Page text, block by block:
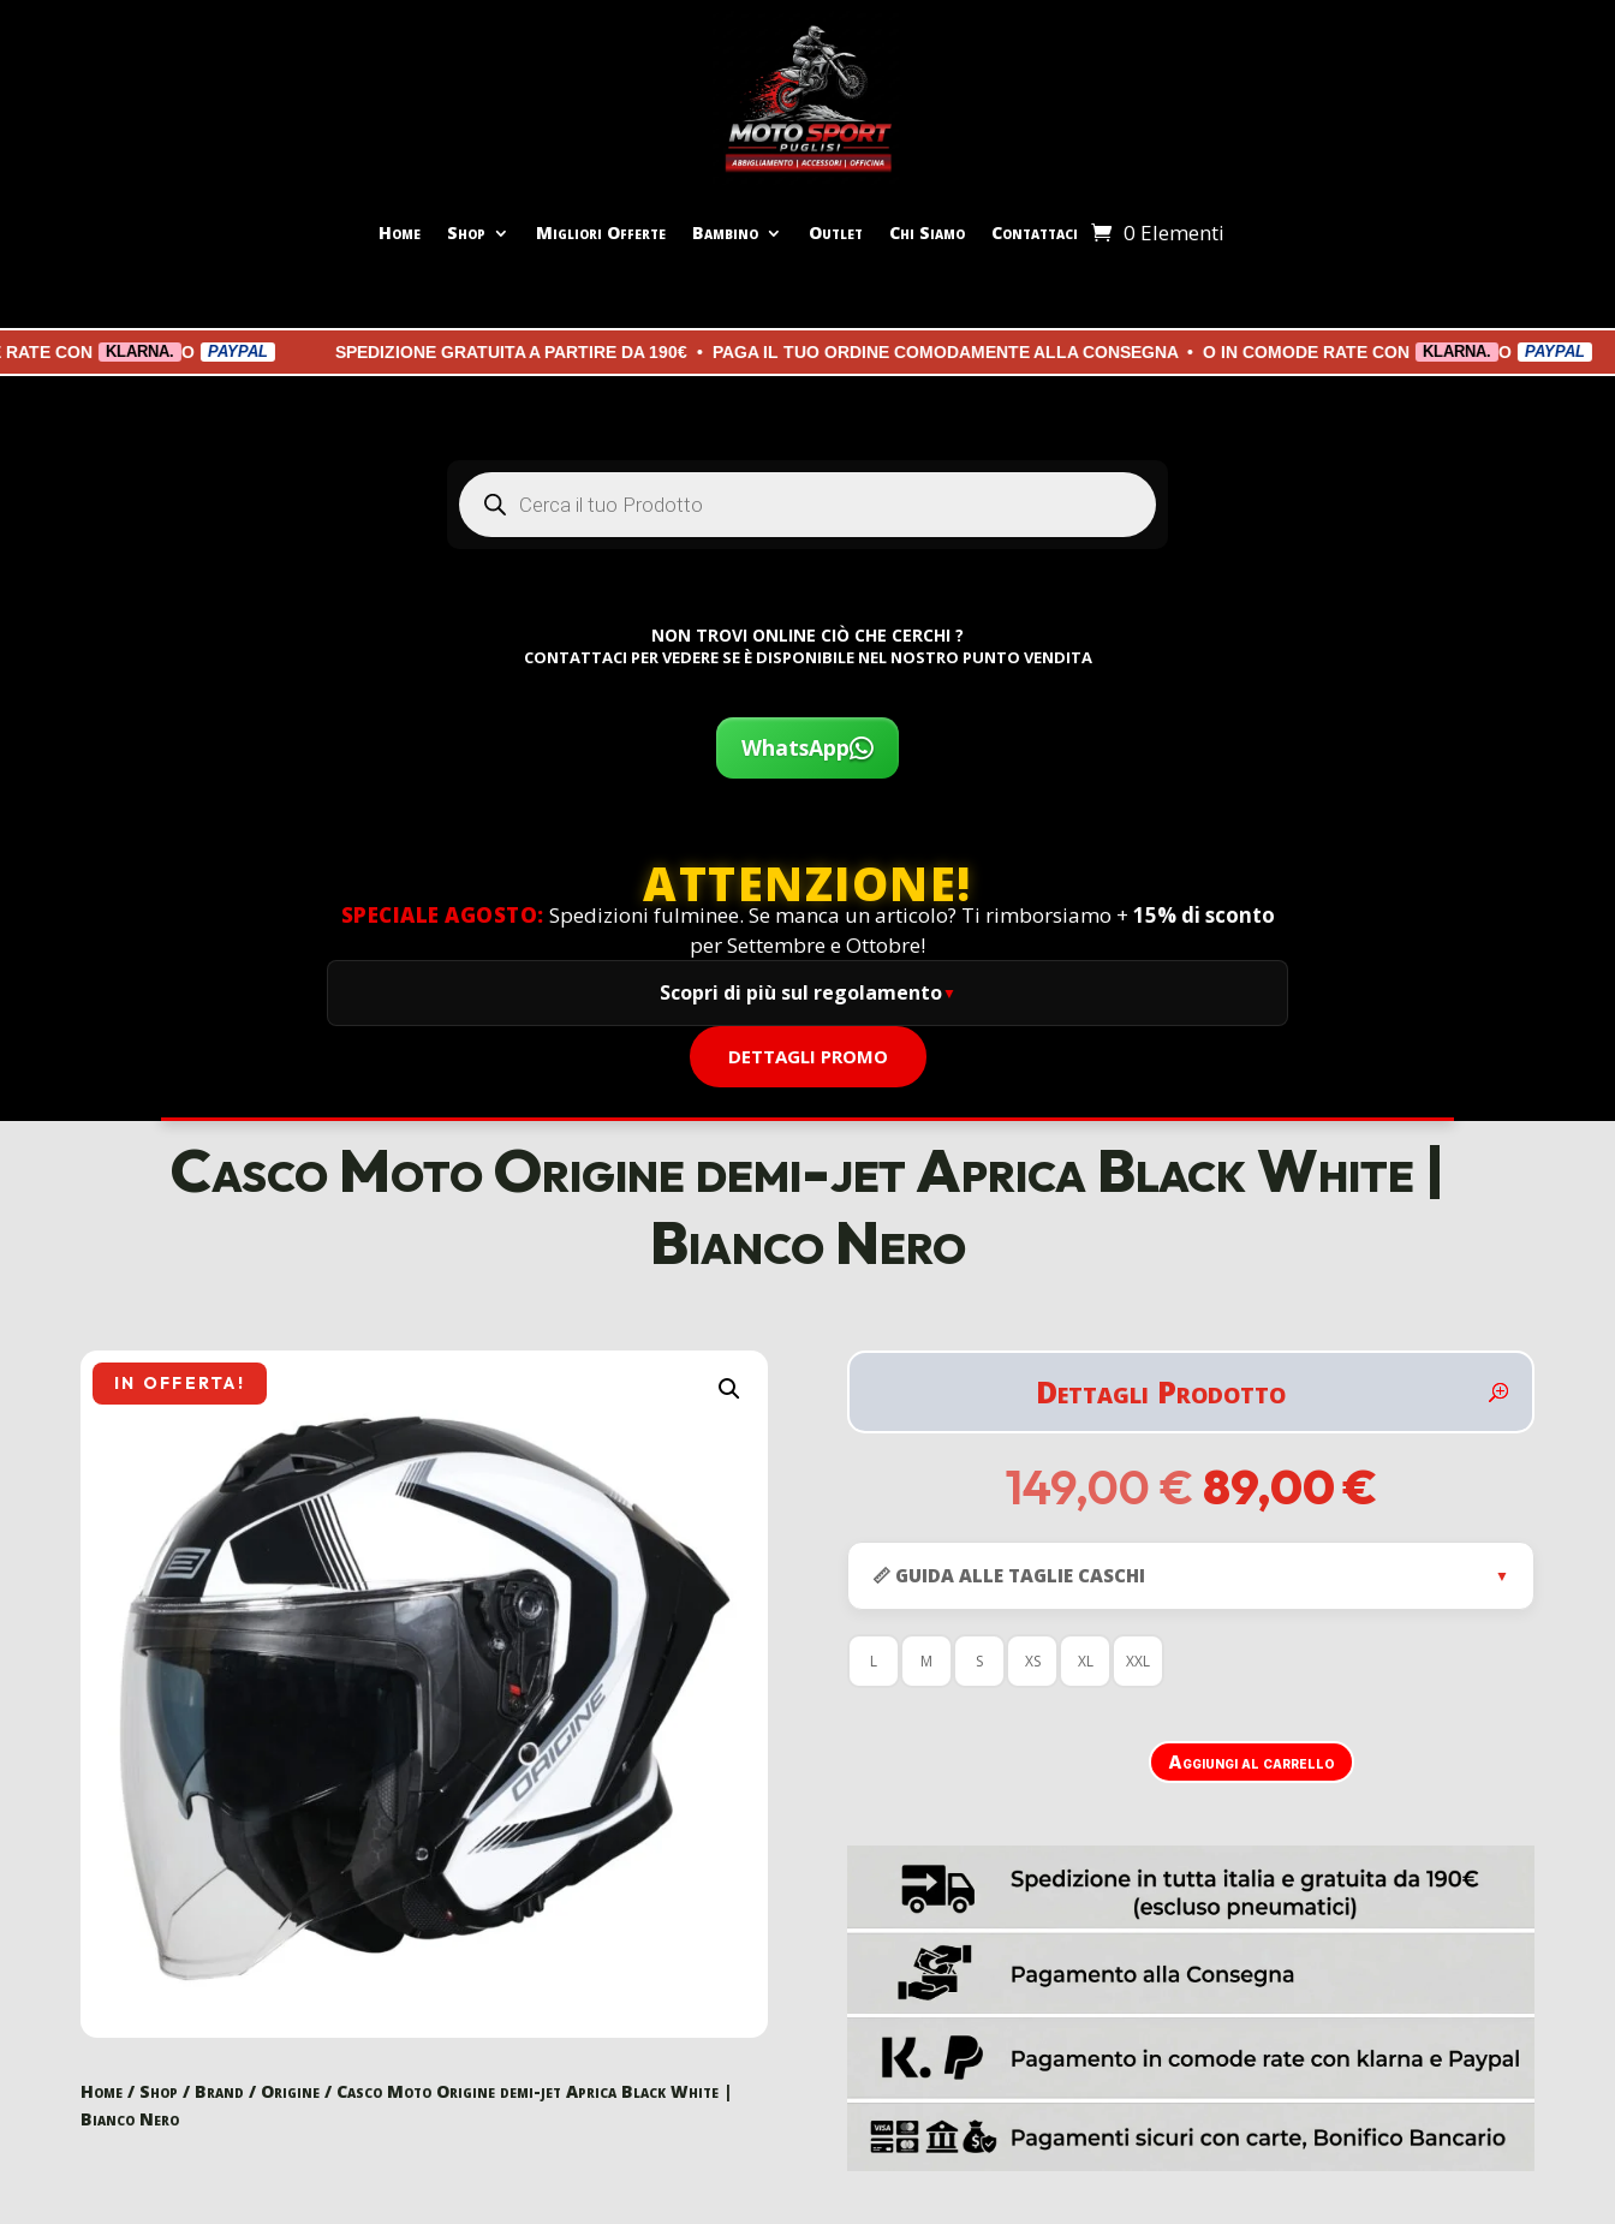
Home Shop Migliori Offerte Bambino Outlet Chi Siamo Contattaci 0 Elementi
KLARNA. O PAYPAL SPEDIZIONE GRATUITA A PARTIRE DA 190€ • PAGA IL TUO ORDINE COMODAMENTE ALLA CONSEGNA • O IN COMODE RATE CON KLARNA. O PAYPAL
Products
search
NON TROVI ONLINE CIÒ CHE CERCHI ?
CONTATTACI PER VEDERE SE È DISPONIBILE NEL NOSTRO PUNTO VENDITA
WhatsApp
ATTENZIONE!
SPECIALE AGOSTO: Spedizioni fulminee. Se manca un articolo? Ti rimborsiamo + 15% di sconto
per Settembre e Ottobre!
Scopri di più sul regolamento
DETTAGLI PROMO
Casco Moto Origine demi-jet Aprica Black White |
Bianco Nero
IN OFFERTA!
Home / Shop / Brand / Origine / Casco Moto Origine demi-jet Aprica Black White |
Bianco Nero
Dettagli Prodotto
149,00€ Il
prezzo
originale
149,00 €.
89,00€Ilprezzo
attuale
89,00 €.
📏 GUIDA ALLE TAGLIE CASCHI ▼
L M S XS XL XXL
Aggiungi al carrello